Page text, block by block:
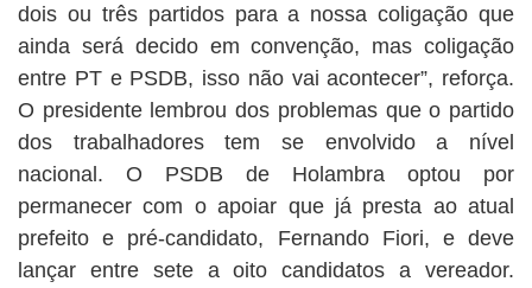
dois ou três partidos para a nossa coligação que
ainda será decido em convenção, mas coligação
entre PT e PSDB, isso não vai acontecer”, reforça.
O presidente lembrou dos problemas que o partido
dos trabalhadores tem se envolvido a nível
nacional. O PSDB de Holambra optou por
permanecer com o apoiar que já presta ao atual
prefeito e pré-candidato, Fernando Fiori, e deve
lançar entre sete a oito candidatos a vereador.